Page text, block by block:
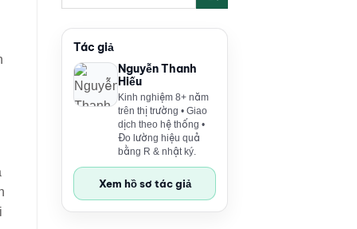
Tác giả
Nguyễn Thanh
Hiếu
Kinh nghiệm 8+ năm
trên thị trường • Giao
dịch theo hệ thống •
Đo lường hiệu quả
bằng R & nhật ký.
Xem hồ sơ tác giả